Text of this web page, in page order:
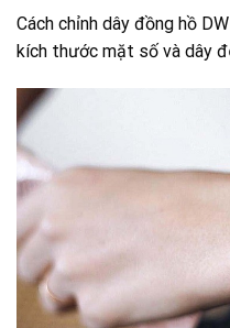
Cách chỉnh dây đồng hồ
kích thước mặt số và dây